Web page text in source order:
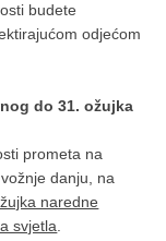
budete
odjećom
do 31. ožujka
prometa na
danju, na
naredne
svjetla